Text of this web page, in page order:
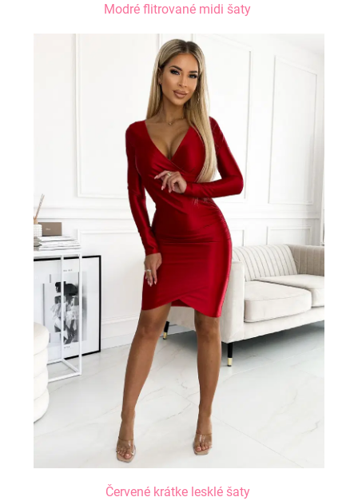
Modré flitrované midi šaty
Červené krátke lesklé šaty